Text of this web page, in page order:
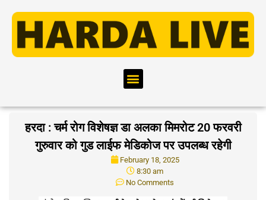
हरदा : चर्म रोग विशेषज्ञ डा अलका मिमरोट 20 फरवरी
गुरुवार को गुड लाईफ मेडिकोज पर उपलब्ध रहेगी
February 18, 2025
8:30 am
No Comments